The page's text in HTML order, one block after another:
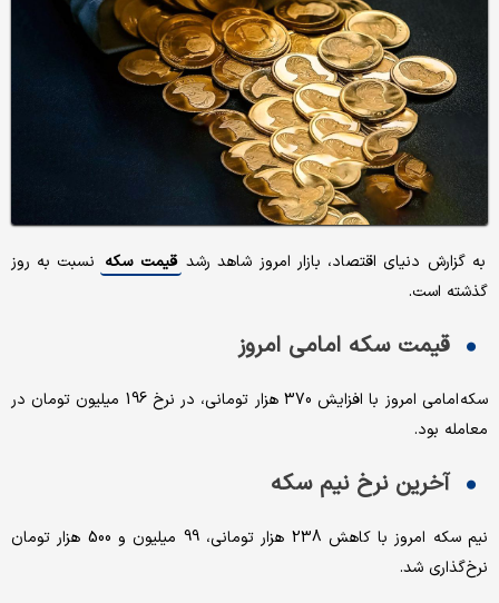
به گزارش دنیای اقتصاد، بازار امروز شاهد رشد قیمت سکه نسبت به روز
گذشته است.
قیمت سکه امامی امروز
سکه امامی امروز با افزایش 370 هزار تومانی، در نرخ 196 میلیون تومان در
معامله بود.
آخرین نرخ نیم سکه
نیم سکه امروز با کاهش 238 هزار تومانی، 99 میلیون و 500 هزار تومان
نرخ‌گذاری شد.